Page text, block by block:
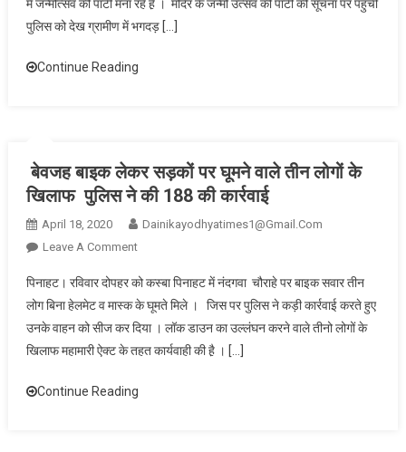
मंदिर
के
पार्टी
में जन्मोत्सव की पार्टी मना रहे है़ । मंदिर के जन्मो उत्सव की पार्टी की सूचना पर पहुंची
पुलिस को देख ग्रामीण में भगदड़ […]
Continue Reading
बेवजह बाइक लेकर सड़कों पर घूमने वाले तीन लोगों के
खिलाफ पुलिस ने की 188 की कार्रवाई
April 18, 2020
Dainikayodhyatimes1@gmail.com
Leave A CommentOn
बाइक
लेकर
सड़कों
पर
वाले
पिनाहट। रविवार दोपहर को कस्बा पिनाहट में नंदगवा चौराहे पर बाइक सवार तीन
लोग बिना हेलमेट व मास्क के घूमते मिले । जिस पर पुलिस ने कड़ी कार्रवाई करते हुए
उनके वाहन को सीज कर दिया । लॉक डाउन का उल्लंघन करने वाले तीनो लोगों के
खिलाफ महामारी ऐक्ट के तहत कार्यवाही की है़ । […]
Continue Reading